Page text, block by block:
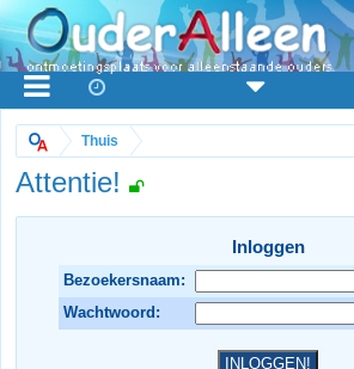
Thuis
Attentie!
Inloggen
Bezoekersnaam:
Wachtwoord: